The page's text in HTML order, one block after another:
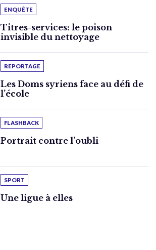
ENQUÊTE
Titres-services: le poison
invisible du nettoyage
REPORTAGE
Les Doms syriens face au défi de
l’école
FLASHBACK
Portrait contre l’oubli
SPORT
Une ligue à elles